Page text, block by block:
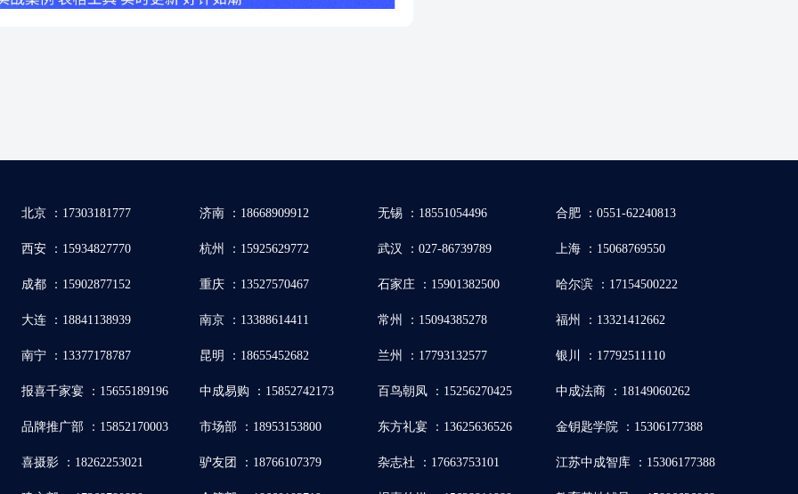
北京 ：17303181777 济南 ：18668909912 无锡 ：18551054496 合肥 ：0551-62240813
西安 ：15934827770 杭州 ：15925629772 武汉 ：027-86739789 上海 ：15068769550
成都 ：15902877152 重庆 ：13527570467 石家庄 ：15901382500 哈尔滨 ：17154500222
大连 ：18841138939 南京 ：13388614411 常州 ：15094385278 福州 ：13321412662
南宁 ：13377178787 昆明 ：18655452682 兰州 ：17793132577 银川 ：17792511110
报喜千家宴 ：15655189196 中成易购 ：15852742173 百鸟朝凤 ：15256270425 中成法商 ：18149060262
品牌推广部 ：15852170003 市场部 ：18953153800 东方礼宴 ：13625636526 金钥匙学院 ：15306177388
喜摄影 ：18262253021 驴友团 ：18766107379 杂志社 ：17663753101 江苏中成智库 ：15306177388